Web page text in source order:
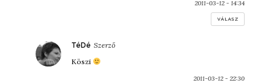
2011-03-12 - 14:34
VÁLASZ
TéDé szerint:
Köszi
2011-03-12 - 22:30